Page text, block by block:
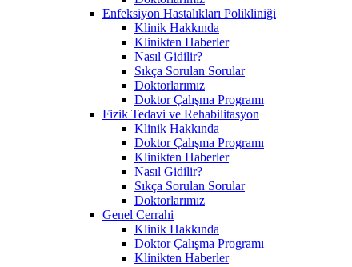
Enfeksiyon Hastalıkları Polikliniği
Klinik Hakkında
Klinikten Haberler
Nasıl Gidilir?
Sıkça Sorulan Sorular
Doktorlarımız
Doktor Çalışma Programı
Fizik Tedavi ve Rehabilitasyon
Klinik Hakkında
Doktor Çalışma Programı
Klinikten Haberler
Nasıl Gidilir?
Sıkça Sorulan Sorular
Doktorlarımız
Genel Cerrahi
Klinik Hakkında
Doktor Çalışma Programı
Klinikten Haberler